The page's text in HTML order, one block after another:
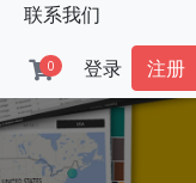
联系我们
0 登录 注册